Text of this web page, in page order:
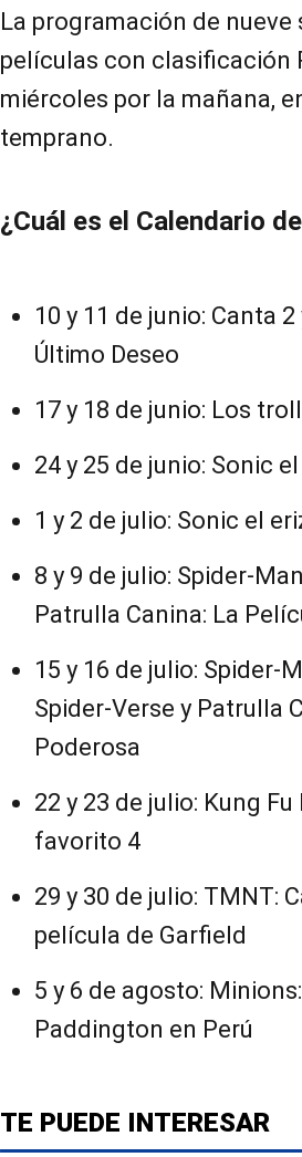
La programación de nueve
películas con clasificación
miércoles por la mañana,
temprano.
¿Cuál es el Calendario
10 y 11 de junio: Canta
Último Deseo
17 y 18 de junio: Los
24 y 25 de junio: Sonic
1 y 2 de julio: Sonic el
8 y 9 de julio: Spider-
Patrulla Canina: La
15 y 16 de julio: Spider-
Spider-Verse y Patrulla
Poderosa
22 y 23 de julio: Kung
favorito 4
29 y 30 de julio: TMNT:
película de Garfield
5 y 6 de agosto:
Paddington en Perú
TE PUEDE INTERESAR